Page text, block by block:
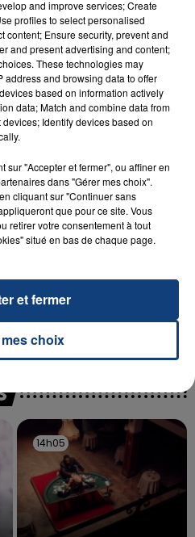
: UNE FEMME ET
ET LA...
par le feu après avoir
SE FAIRE
RESSORT DE LA...
contre la clinique qui a
et présenté ses
14h05
14h05
and improve services; Create
profiles to select personalised
content; Ensure security, prevent and
and present advertising and content;
These technologies may
address and browsing data to offer
based on information actively
data; Match and combine data from
Identify devices based on
sur "Accepter et fermer", ou affiner en
dans "Gérer mes choix".
cliquant sur "Continuer sans
que pour ce site. Vous
retirer votre consentement à tout
situé en bas de chaque page.
choix
et fermer